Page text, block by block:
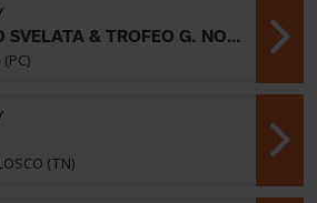
CASTELL'ARQUATO SVELATA & TROFEO G. NOLIVARI - IV PROVA
(TN)